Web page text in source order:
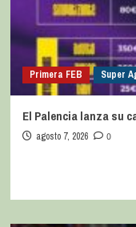
Primera FEB Super
El Palencia lanza su
agosto 7, 2026 0